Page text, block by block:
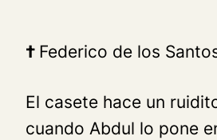
† Federico de los
El casete hace un
cuando Abdul lo pone